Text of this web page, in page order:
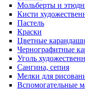
Мольберты и
Кисти
Пастель
Краски
Цветные карандаши
Чернографитные
Уголь
Сангина, сепия
Мелки для
Вспомогательные